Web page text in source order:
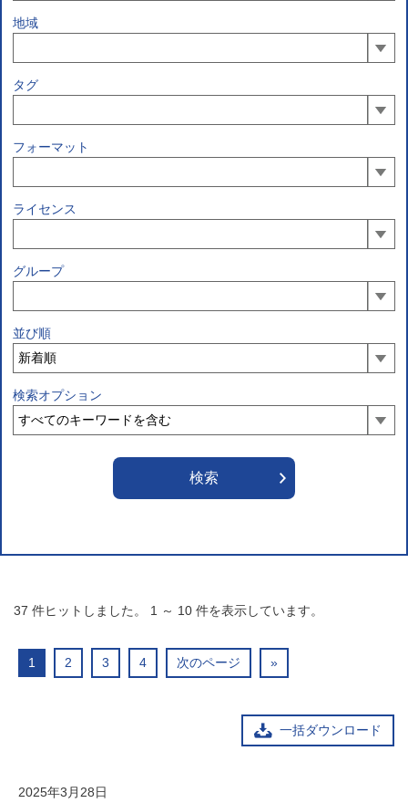
地域
タグ
フォーマット
ライセンス
グループ
並び順
検索オプション
37 件ヒットしました。 1 ～ 10 件を表示しています。
1 2 3 4 次のページ »
一括ダウンロード
2025年3月28日